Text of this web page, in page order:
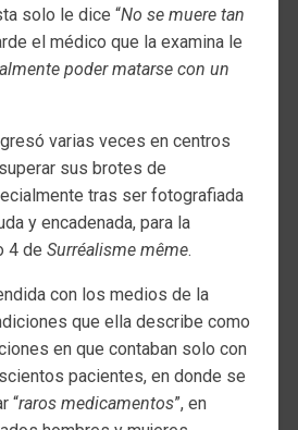
solo le dice “No se muere tan
el médico que la examina le
poder matarse con un
varias veces en centros
sus brotes de
tras ser fotografiada
y encadenada, para la
4 de Surréalisme même.
con los medios de la
que ella describe como
en que contaban solo con
pacientes, en donde se
“raros medicamentos”, en